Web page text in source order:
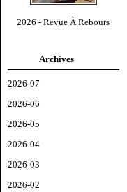
2026 - Revue À Rebours
Archives
2026-07
2026-06
2026-05
2026-04
2026-03
2026-02